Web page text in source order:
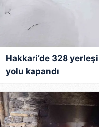
Hakkari’de 328
yolu kapandı